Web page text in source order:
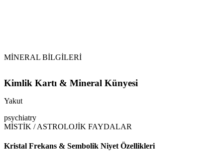
MİNERAL BİLGİLERİ
Kimlik Kartı & Mineral Künyesi
Yakut
psychiatry
MİSTİK / ASTROLOJİK FAYDALAR
Kristal Frekans & Sembolik Niyet Özellikleri